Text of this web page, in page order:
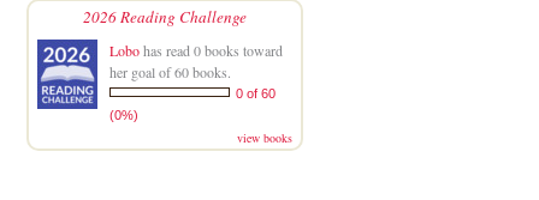
2026 Reading Challenge
Lobohas read 0 books toward
her goal of 60 books.
0 of 60
(0%)
view books